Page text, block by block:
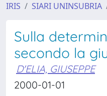
IRIS SIARI UNINSUBRIA
Sulla
secondo la
D'ELIA, GIUSEPPE
2000-01-01